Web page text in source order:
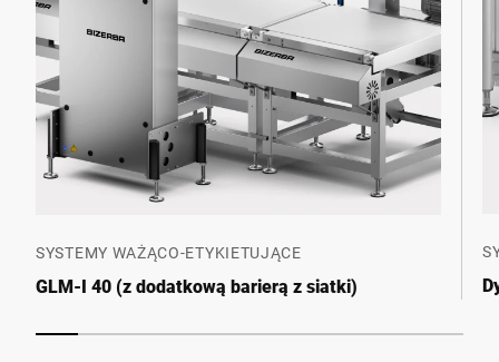
SYSTEMY WAŻĄCO-ETYKIETUJĄCE
GLM-I 40 (z dodatkową barierą z siatki)